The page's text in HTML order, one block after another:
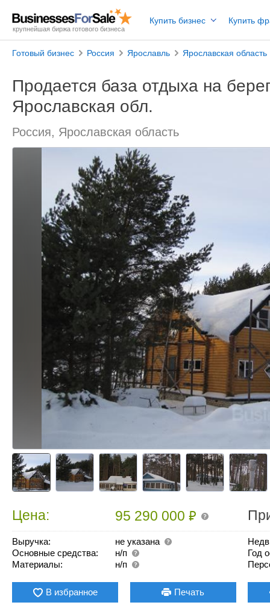
крупнейшая биржа готового бизнеса
Купить бизнес Купить
Готовый бизнес Россия Ярославль Ярославская область
Продается база отдыха на
Ярославская обл.
Россия, Ярославская область
Цена: 95 290 000₽
Выручка:
не указана
Основные средства:
н/п
Материалы:
н/п
Год
В избранное Печать